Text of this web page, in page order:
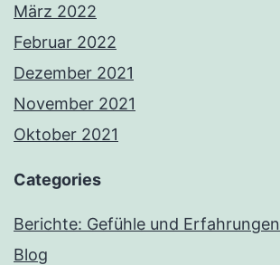
März 2022
Februar 2022
Dezember 2021
November 2021
Oktober 2021
Categories
Berichte: Gefühle und Erfahrungen
Blog